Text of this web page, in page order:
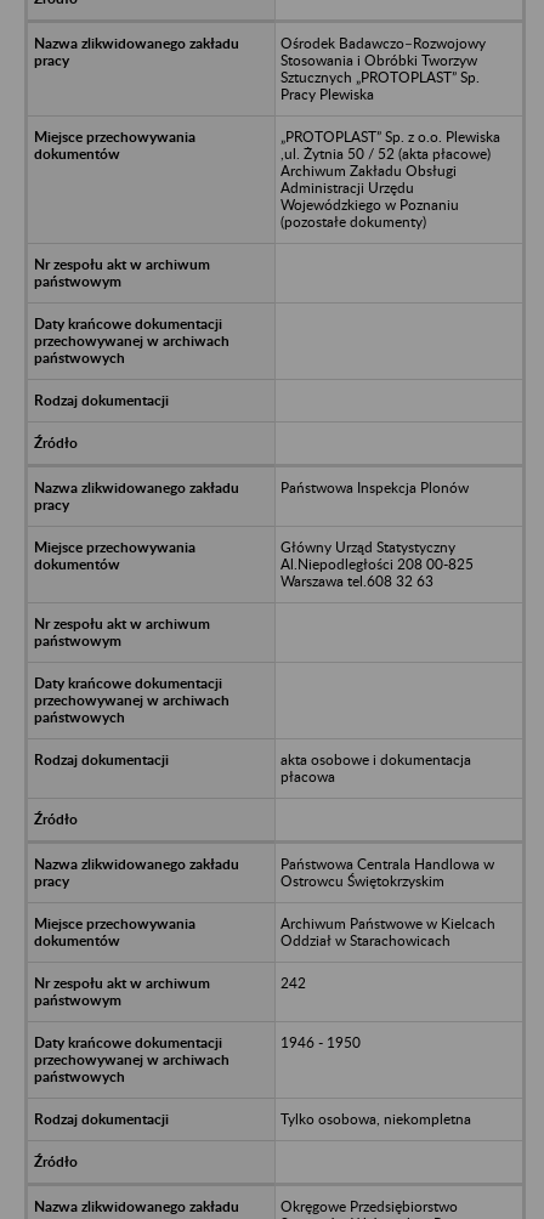
Ośrodek Badawczo–Rozwojowy
Stosowania i Obróbki Tworzyw
Sztucznych „PROTOPLAST” Sp.
Pracy Plewiska
„PROTOPLAST” Sp. z o.o. Plewiska
,ul. Żytnia 50 / 52 (akta płacowe)
Archiwum Zakładu Obsługi
Administracji Urzędu
Wojewódzkiego w Poznaniu
(pozostałe dokumenty)
Państwowa Inspekcja Plonów
Główny Urząd Statystyczny
Al.Niepodległości 208 00-825
Warszawa tel.608 32 63
akta osobowe i dokumentacja
płacowa
Państwowa Centrala Handlowa w
Ostrowcu Świętokrzyskim
Archiwum Państwowe w Kielcach
Oddział w Starachowicach
242
1946 - 1950
Tylko osobowa, niekompletna
Okręgowe Przedsiębiorstwo